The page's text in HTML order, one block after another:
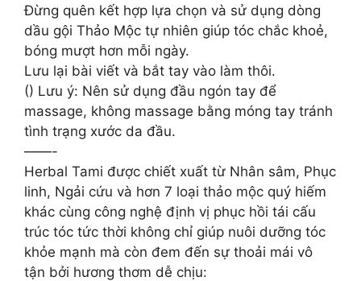
Đừng quên kết hợp lựa chọn và sử dụng dòng
dầu gội Thảo Mộc tự nhiên giúp tóc chắc khoẻ,
bóng mượt hơn mỗi ngày.
Lưu lại bài viết và bắt tay vào làm thôi.
() Lưu ý: Nên sử dụng đầu ngón tay để
massage, không massage bằng móng tay tránh
tình trạng xước da đầu.
——-
Herbal Tami được chiết xuất từ Nhân sâm, Phục
linh, Ngải cứu và hơn 7 loại thảo mộc quý hiếm
khác cùng công nghệ định vị phục hồi tái cấu
trúc tóc tức thời không chỉ giúp nuôi dưỡng tóc
khỏe mạnh mà còn đem đến sự thoải mái vô
tận bởi hương thơm dễ chịu: